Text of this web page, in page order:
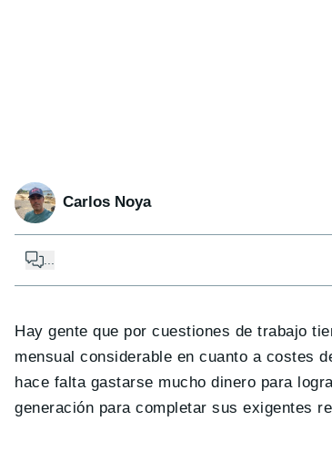
Carlos Noya
Hay gente que por cuestiones de trabajo
mensual considerable en cuanto a costes
hace falta gastarse mucho dinero para
generación para completar sus exigentes